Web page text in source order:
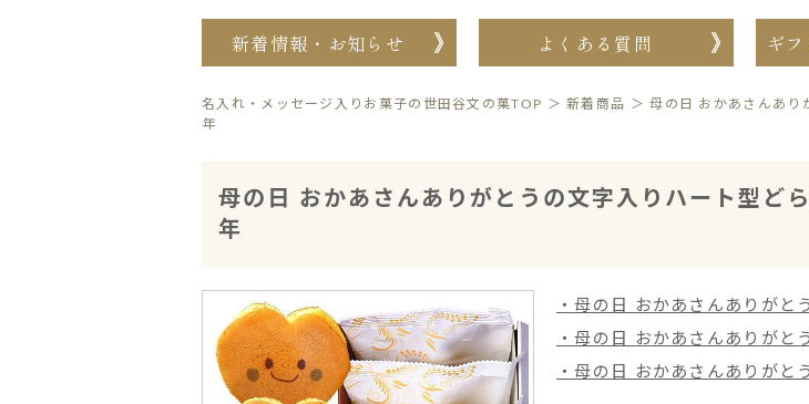
新着情報・お知らせ よくある質問 ギ
名入れ・メッセージ入りお菓子の世田谷文の菓TOP ＞新着商品 ＞母の日 おかあさんあ
年
母の日 おかあさんありがとうの文字入りハート型
年
・母の日 おかあさんありがと
・母の日 おかあさんありがと
・母の日 おかあさんありがと